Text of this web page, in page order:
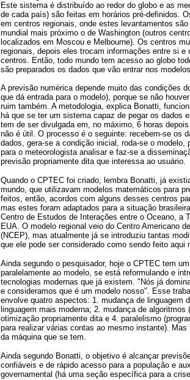
Este sistema é distribuído ao redor do globo e as
de cada país) são feitas em horários pré-definidos.
em centros regionais, onde estes levantamentos
mundial mais próximo o de Washington (outros
localizados em Moscou e Melbourne). Os centros
regionais, depois eles trocam informações entre si e
centros. Então, todo mundo tem acesso ao globo
são preparados os dados que vão entrar nos
A previsão numérica depende muito das condições
que dá entrada para o modelo), porque se não
ruim também. A metodologia, explica Bonatti,
há que se ter um sistema capaz de pegar os dados
tem de ser divulgada em, no máximo, 6 horas
não é útil. O processo é o seguinte: recebem-se os
dados, gera-se a condição inicial, roda-se o modelo,
para o meteorologista analisar e faz-se a
previsão propriamente dita que interessa ao usuário.
Quando o CPTEC foi criado, lembra Bonatti, já
mundo, que utilizavam modelos matemáticos para
feitos, então, acordos com alguns desses centros
mas estes foram adaptados para a situação
Centro de Estudos de Interações entre o Oceano, a
EUA. O modelo regional veio do Centro Americano
(NCEP), mas atualmente já se introduziu tantas
que ele pode ser considerado como sendo feito aqui
Ainda segundo o pesquisador, hoje o CPTEC tem
paralelamente ao modelo, se está reformulando e
tecnologias modernas que já existem. "Nós já
e consideramos que é um modelo nosso". Esse
envolve quatro aspectos: 1. mudança de linguagem
linguagem mais moderna; 2. mudança de algoritmos
otimização propriamente dita e 4. paralelismo
para realizar várias contas ao mesmo instante). Mas
da máquina que se tem.
Ainda segundo Bonatti, o objetivo é alcançar
confiáveis e de rápido acesso para a população e
governamental (há uma seção específica para a